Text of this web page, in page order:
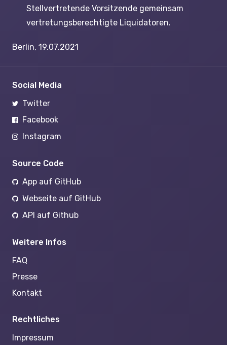
Stellvertretende Vorsitzende gemeinsam
vertretungsberechtigte Liquidatoren.
Berlin, 19.07.2021
Social Media
Twitter
Facebook
Instagram
Source Code
App auf GitHub
Webseite auf GitHub
API auf Github
Weitere Infos
FAQ
Presse
Kontakt
Rechtliches
Impressum